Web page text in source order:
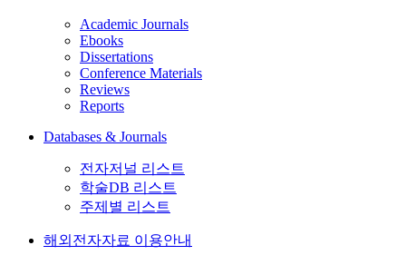
Academic Journals
Ebooks
Dissertations
Conference Materials
Reviews
Reports
Databases & Journals
전자저널 리스트
학술DB 리스트
주제별 리스트
해외전자자료 이용안내